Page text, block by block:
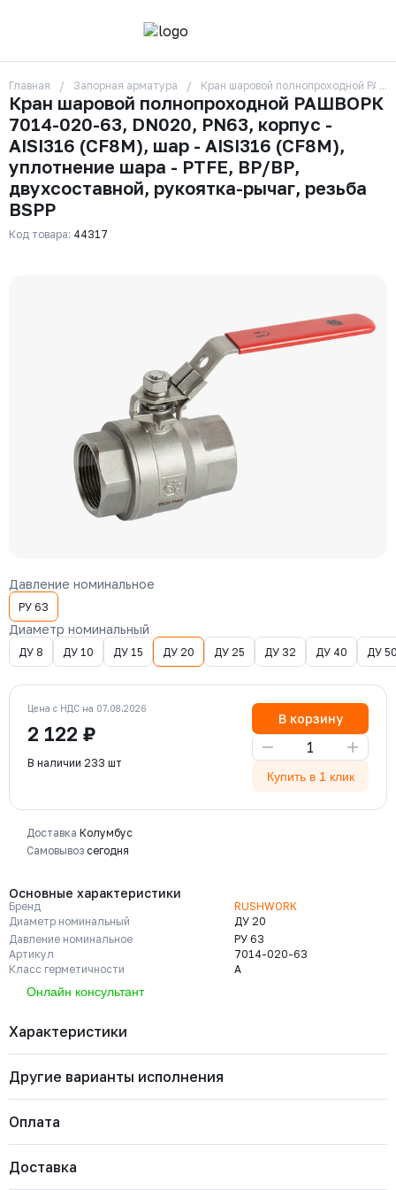
О компании
Контакты
Бренды
Отзывы
Сотрудники
Вакансии
Доставка
Оплата
Вопрос-ответ
zakaz325@ks-rus.com
Email для связи
Одинцово, Внуковская 9, пав. 31
Пункт выдачи заказов
Главная Запорная арматура Кран шаровой полнопроходной
Кран шаровой полнопроходной РАШВОРК
7014-020-63, DN020, PN63, корпус -
AISI316 (CF8М), шар - AISI316 (CF8М),
уплотнение шара - PTFE, ВР/ВР,
двухсоставной, рукоятка-рычаг, резьба
BSPP
Код товара: 44317
Давление номинальное
РУ 63
Диаметр номинальный
ДУ 8 ДУ 10 ДУ 15 ДУ 20 ДУ 25 ДУ 32 ДУ 40 ДУ
Основные характеристики
Бренд
RUSHWORK
Диаметр номинальный
ДУ 20
Давление номинальное
РУ 63
Артикул
7014-020-63
Класс герметичности
A
Онлайн консультант
Цена с НДС на 07.08.2026
2 122 ₽
В наличии 233 шт
В корзину
− +
Купить в 1 клик
Доставка Колумбус
Самовывоз сегодня
Характеристики
Бренд
Диаметр номинальный
ДУ 20
Артикул
Марка материала уплотнения
запирающего элемента
Другие варианты исполнения
Давление номинальное
Оплата
Важно: Отгрузка товара производится после 100%
Доставка